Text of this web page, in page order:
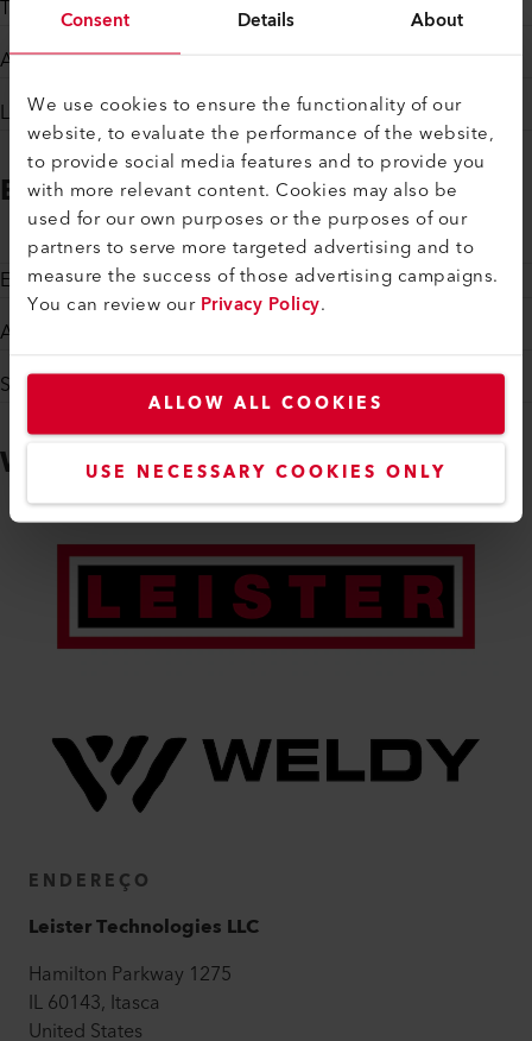
Consent Details About
We use cookies to ensure the functionality of our
website, to evaluate the performance of the website,
to provide social media features and to provide you
with more relevant content. Cookies may also be
used for our own purposes or the purposes of our
partners to serve more targeted advertising and to
measure the success of those advertising campaigns.
You can review ourPrivacy Policy.
ALLOW ALL COOKIES
USE NECESSARY COOKIES ONLY
Testes de soldagem e suporte de aplicação
Aconselhamento e apoio técnico
Loja online
Escopo dos Serviços Axetris
Experiência em aplicações
Atendimento ao cliente
Sensores padrão para testes rápidos e design-in
We are local. Worldwide.
ENDEREÇO
Leister Technologies LLC
Hamilton Parkway 1275
IL 60143, Itasca
United States